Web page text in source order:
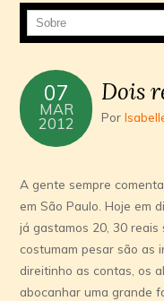
07
MAR
2012
Dois
Por
A gente sempre
em São Paulo. Hoje em
já gastamos 20, 30 reais
costumam pesar são as
direitinho as contas, os
abocanhar uma grande